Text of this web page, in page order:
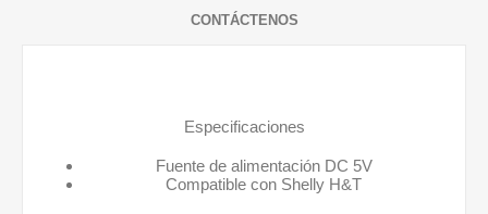
CONTÁCTENOS
Especificaciones
Fuente de alimentación DC 5V
Compatible con Shelly H&T